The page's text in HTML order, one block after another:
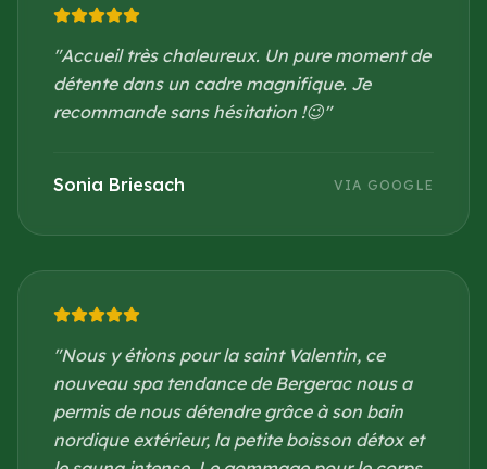
"Accueil très chaleureux. Un pure moment de
détente dans un cadre magnifique. Je
recommande sans hésitation !😉"
Sonia Briesach VIA GOOGLE
"Nous y étions pour la saint Valentin, ce
nouveau spa tendance de Bergerac nous a
permis de nous détendre grâce à son bain
nordique extérieur, la petite boisson détox et